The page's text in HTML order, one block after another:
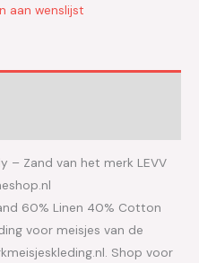
aan wenslijst
– Zand van het merk LEVV
60% Linen 40% Cotton
voor meisjes van de
Shop voor